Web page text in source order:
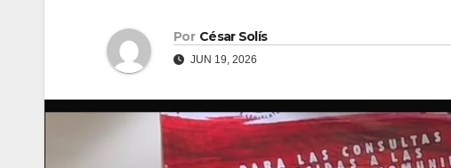
Por César Solís
JUN 19, 2026